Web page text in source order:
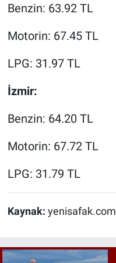
Benzin: 63.92 TL
Motorin: 67.45 TL
LPG: 31.97 TL
İzmir:
Benzin: 64.20 TL
Motorin: 67.72 TL
LPG: 31.79 TL
Kaynak: yenisafak.com